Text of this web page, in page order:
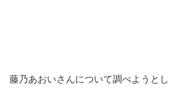
藤乃あおいさんについて調べようと